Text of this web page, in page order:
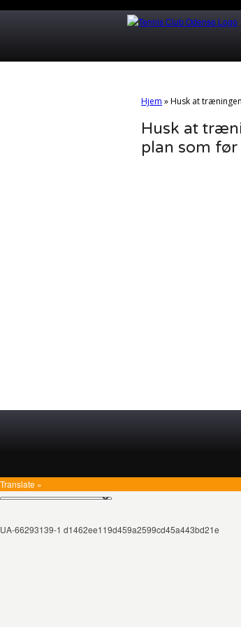
Hjem »Husk at
Husk at
plan som
Translate »
UA-66293139-1 d1462ee119d459a2599cd45a443bd21e